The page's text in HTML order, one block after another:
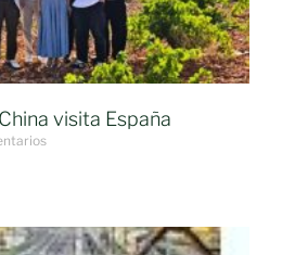
visita España